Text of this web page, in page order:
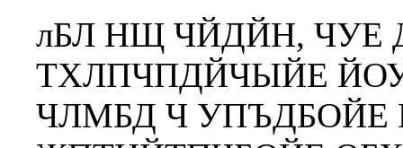
лБЛ НЩ ЧЙДЙН, ЧУЕ
ТХЛПЧПДЙЧЫЙЕ
ЧЛМБД Ч